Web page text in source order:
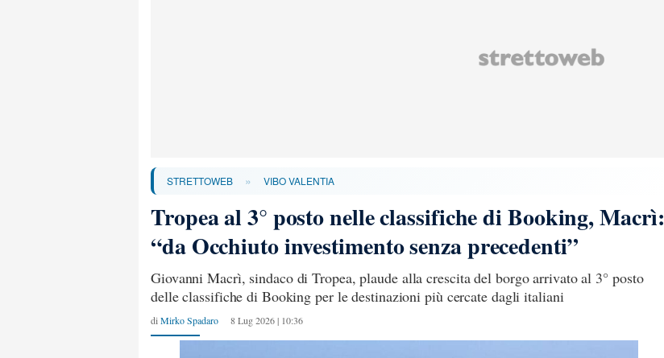
STRETTOWEB » VIBO VALENTIA
Tropea al 3° posto nelle classifiche di Booking, Macrì:
“da Occhiuto investimento senza precedenti”
Giovanni Macrì, sindaco di Tropea, plaude alla crescita del borgo arrivato al 3° posto
delle classifiche di Booking per le destinazioni più cercate dagli italiani
di Mirko Spadaro 8 Lug 2026 | 10:36